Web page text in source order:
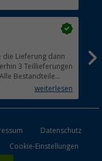
die Lieferung dann
3 Teillieferungen
Bestandteile
Gerät (Gasgrill)weiterlesen
Datenschutz
Cookie-Einstellungen